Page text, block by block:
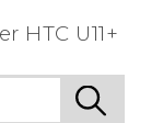
HTC U11+